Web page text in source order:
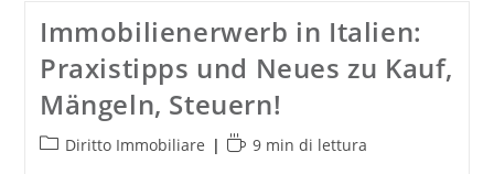
Belästigung
Durch
Hundegebell
In
Italien
Vorgegangen
Werden?
Immobilienerwerb in Italien:
Praxistipps und Neues zu Kauf,
Mängeln, Steuern!
Categoria
Diritto Immobiliare
Tempo9 min di lettura